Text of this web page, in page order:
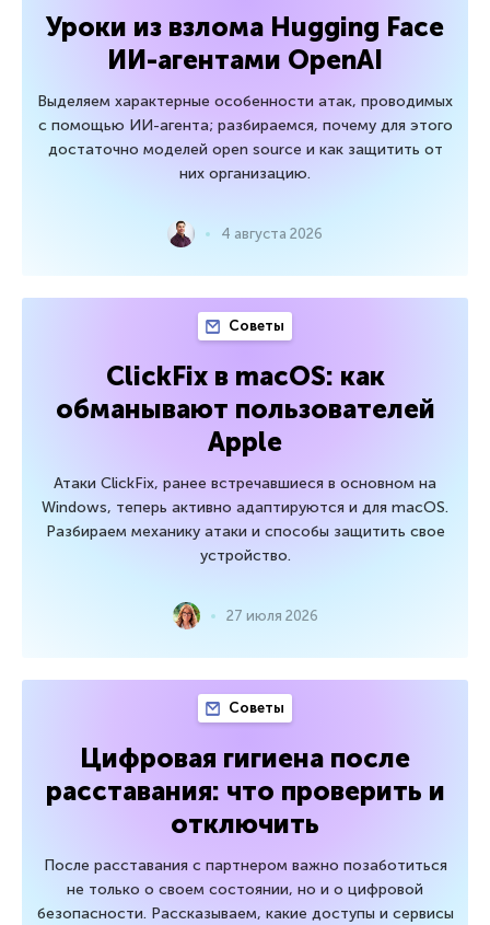
Уроки из взлома Hugging Face
ИИ-агентами OpenAI
Выделяем характерные особенности атак, проводимых
с помощью ИИ-агента; разбираемся, почему для этого
достаточно моделей open source и как защитить от
них организацию.
4 августа 2026
Советы
ClickFix в macOS: как
обманывают пользователей
Apple
Атаки ClickFix, ранее встречавшиеся в основном на
Windows, теперь активно адаптируются и для macOS.
Разбираем механику атаки и способы защитить свое
устройство.
27 июля 2026
Советы
Цифровая гигиена после
расставания: что проверить и
отключить
После расставания с партнером важно позаботиться
не только о своем состоянии, но и о цифровой
безопасности. Рассказываем, какие доступы и сервисы